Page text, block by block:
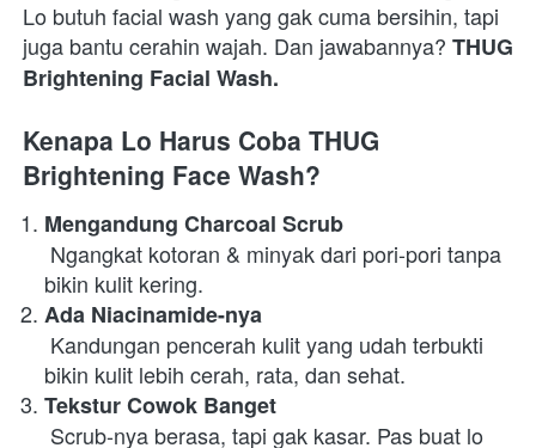
Lo butuh facial wash yang gak cuma bersihin, tapi
juga bantu cerahin wajah. Dan jawabannya? THUG
Brightening Facial Wash.
Kenapa Lo Harus Coba THUG
Brightening Face Wash?
Mengandung Charcoal Scrub
bikin kulit kering.
Ada Niacinamide-nya
bikin kulit lebih cerah, rata, dan sehat.
Tekstur Cowok Banget